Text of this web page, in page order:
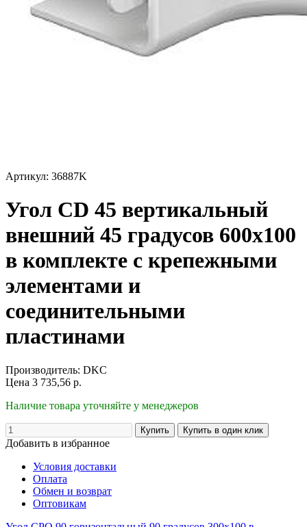
Артикул: 36887K
Угол CD 45 вертикальный
внешний 45 градусов 600х100
в комплекте с крепежными
элементами и
соединительными
пластинами
Производитель: DKC
Цена 3 735,56 р.
Наличие товара уточняйте у менеджеров
Добавить в избранное
Условия доставки
Оплата
Обмен и возврат
Оптовикам